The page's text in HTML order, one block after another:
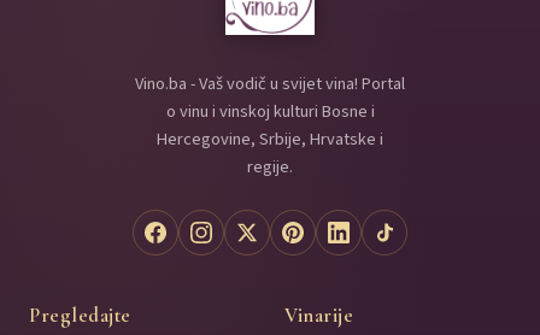
Vino.ba - Vaš vodič u svijet vina! Portal
o vinu i vinskoj kulturi Bosne i
Hercegovine, Srbije, Hrvatske i
regije.
Pregledajte Vinarije